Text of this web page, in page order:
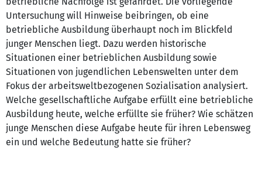
Untersuchung will Hinweise beibringen, ob eine
betriebliche Ausbildung überhaupt noch im Blickfeld
junger Menschen liegt. Dazu werden historische
Situationen einer betrieblichen Ausbildung sowie
Situationen von jugendlichen Lebenswelten unter dem
Fokus der arbeitsweltbezogenen Sozialisation analysiert.
Welche gesellschaftliche Aufgabe erfüllt eine betriebliche
Ausbildung heute, welche erfüllte sie früher? Wie schätzen
junge Menschen diese Aufgabe heute für ihren Lebensweg
ein und welche Bedeutung hatte sie früher?